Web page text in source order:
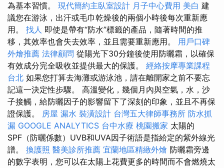
為基本習慣。 現代簡約主臥室設計 月子中心費用 美白 建
議您在游泳，出汗或毛巾乾燥後的兩個小時後每次重新應
用。 找人 即使是帶有“防水”標籤的產品，隨著時間的推
移，其效率也會失去效率，並且需要重新應用。 用戶口碑
外燴推薦 法律顧問 從陽光下30分鐘後使用防曬霜，以確保
有效成分完全吸收並提供最大的保護。 經絡按摩專業課程
台北 如果您打算去海灘或游泳池，請在離開家之前不要忘
記這一決定性步驟。 高溫變化，幾個月內與空氣，水，沙
子接觸，給防曬因子的影響留下了深刻的印象，並且不再保
證保護。 房屋 漏水 裝潢設計 台灣五大律師事務所 防水抓
漏 GOOGLE ANALYTICS 台中水療 桃園搬家 太陽的
SPF（防曬係數）UVB和UVA因子術語是指給定的紫外線光
譜。 換護照 醫美診所推薦 宜蘭地區精緻外燴 防曬霜旁邊
的數字表明，您可以在太陽上花費更多的時間而不會燃燒太